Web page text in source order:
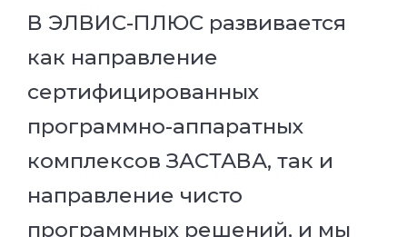
В ЭЛВИС-ПЛЮС развивается
как направление
сертифицированных
программно-аппаратных
комплексов ЗАСТАВА, так и
направление чисто
программных решений, и мы